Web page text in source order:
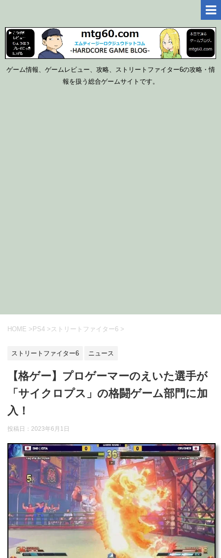
ゲーム情報、ゲームレビュー、攻略、ストリートファイター6の攻略・情
報を扱う総合ゲームサイトです。
HOME >PS4 > ストリートファイター6 >
ストリートファイター6 ニュース
【格ゲー】プロゲーマーのえいた選手が
「サイクロプス」の格闘ゲーム部門に加
入！
投稿日： 2023年6月1日